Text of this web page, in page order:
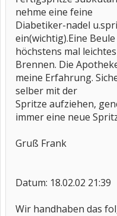
nehme eine feine
Diabetiker-nadel
ein(wichtig).Eine
höchstens mal leichtes
Brennen. Die
meine Erfahrung.
selber mit der
Spritze aufziehen,
immer eine neue
Gruß Frank
Datum: 18.02.02 21:39
Wir handhaben das